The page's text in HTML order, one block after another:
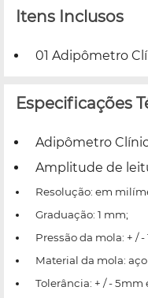
Itens Inclusos
01 Adipômetro
Especificações
Adipômetro
Amplitude de
Resolução: em
Graduação: 1 mm;
Pressão da mola: + / -
Material da mola:
Tolerância: + / -